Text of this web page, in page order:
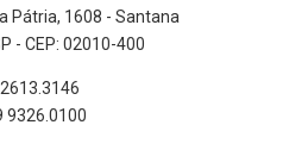
Pátria, 1608 - Santana
- CEP: 02010-400
9326.0100